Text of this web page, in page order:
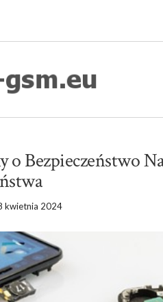
o Bezpieczeństwo
kwietnia 2024